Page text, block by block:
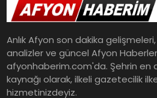
Anlık Afyon son dakika
analizler ve güncel Afyon
afyonhaberim.com'da. Şehrin en
kaynağı olarak, ilkeli gazetecilik
hizmetinizdeyiz.